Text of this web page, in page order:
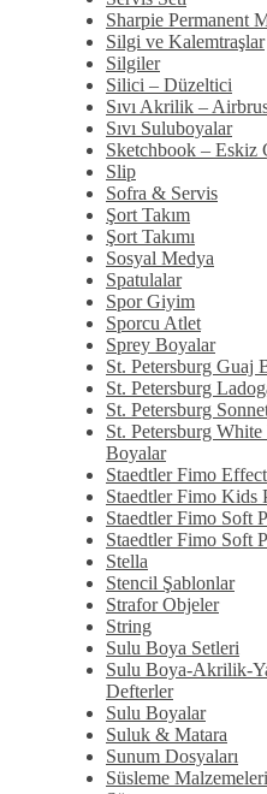
Sharpie Permanent
Silgi ve Kalemtraşlar
Silgiler
Silici – Düzeltici
Sıvı Akrilik –
Sıvı Suluboyalar
Sketchbook – Eskiz
Slip
Sofra & Servis
Şort Takım
Şort Takımı
Sosyal Medya
Spatulalar
Spor Giyim
Sporcu Atlet
Sprey Boyalar
St. Petersburg Guaj
St. Petersburg
St. Petersburg
St. Petersburg
Boyalar
Staedtler Fimo
Staedtler Fimo Kids
Staedtler Fimo Soft
Staedtler Fimo Soft
Stella
Stencil Şablonlar
Strafor Objeler
String
Sulu Boya Setleri
Sulu Boya-Akrilik-
Defterler
Sulu Boyalar
Suluk & Matara
Sunum Dosyaları
Süsleme Malzemeleri